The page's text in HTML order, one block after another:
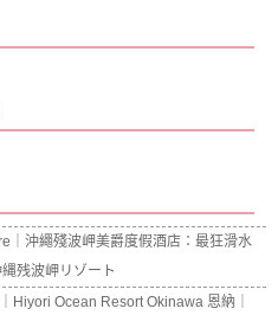
｜沖繩殘波岬美爵度假酒店：最狂滑水
残波岬リゾート
Hiyori Ocean Resort Okinawa 恩納｜